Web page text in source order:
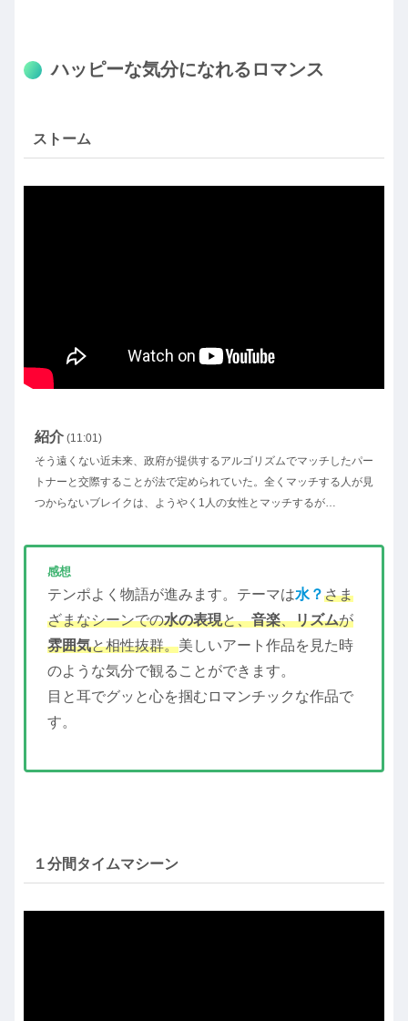
ハッピーな気分になれるロマンス
ストーム
紹介 (11:01)
そう遠くない近未来、政府が提供するアルゴリズムでマッチしたパー
トナーと交際することが法で定められていた。全くマッチする人が見
つからないブレイクは、ようやく1人の女性とマッチするが…
感想
テンポよく物語が進みます。テーマは水？さま
ざまなシーンでの水の表現と、音楽、リズムが
雰囲気と相性抜群。美しいアート作品を見た時
のような気分で観ることができます。
目と耳でグッと心を掴むロマンチックな作品で
す。
１分間タイムマシーン